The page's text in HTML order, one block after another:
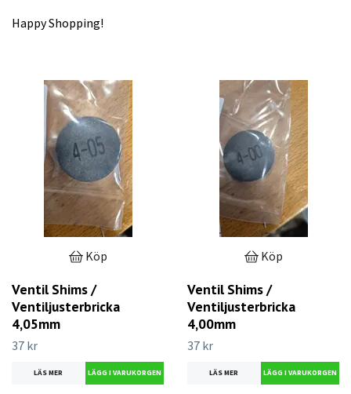
Happy Shopping!
Köp
Ventil Shims /
Ventiljusterbricka
4,05mm
37 kr
LÄS MER
Köp
Ventil Shims /
Ventiljusterbricka
4,00mm
37 kr
LÄS MER